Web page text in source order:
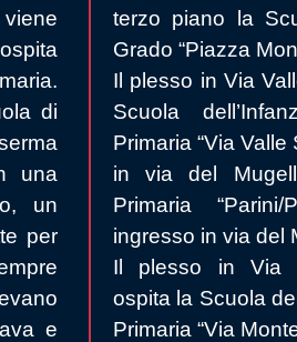
di
una
un
per
e
terzo piano la
Grado “Piazza
Il plesso in Via
Scuola
Primaria “Via
in via del
Primaria
ingresso in via del
Il plesso in Via
ospita la Scuola
Primaria “Via